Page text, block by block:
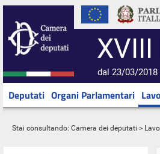
dal 23/03/
Deputati Organi Parlamentari
Stai consultando: Camera dei deputati >